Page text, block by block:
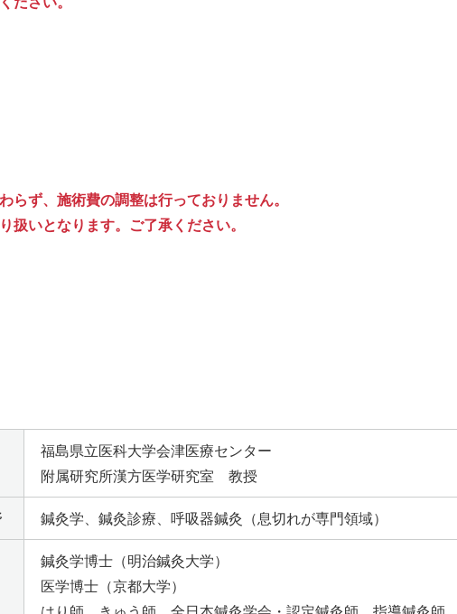
ず、施術費の調整は行っておりません。
いとなります。ご了承ください。
福島県立医科大学会津医療センター
附属研究所漢方医学研究室 教授
鍼灸学、鍼灸診療、呼吸器鍼灸（息切れが専門領域）
鍼灸学博士（明治鍼灸大学）
医学博士（京都大学）